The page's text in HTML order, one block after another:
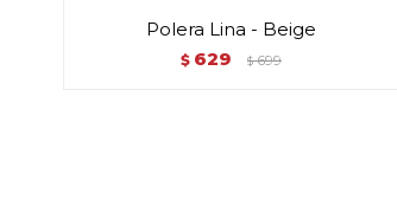
Polera Lina - Beige
$ 629 $ 699